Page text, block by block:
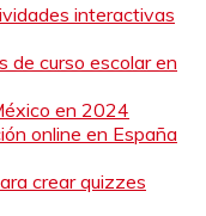
interactivas
de curso escolar en
en 2024
online en España
crear quizzes